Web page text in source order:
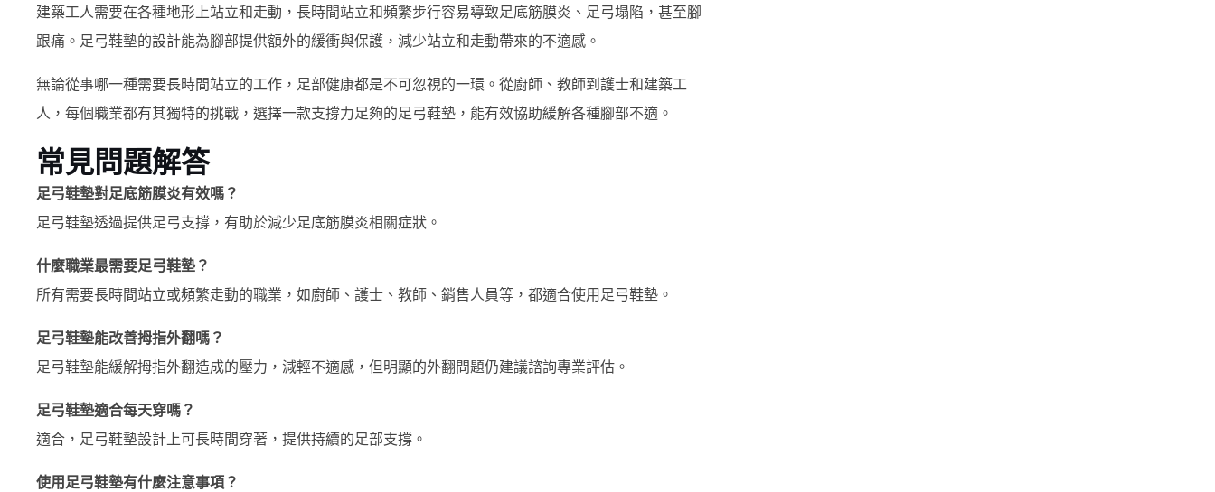
建築工人需要在各種地形上站立和走動，長時間站立和頻繁步行容易導致足底筋膜炎、足弓塌陷，甚至腳
跟痛。足弓鞋墊的設計能為腳部提供額外的緩衝與保護，減少站立和走動帶來的不適感。
無論從事哪一種需要長時間站立的工作，足部健康都是不可忽視的一環。從廚師、教師到護士和建築工
人，每個職業都有其獨特的挑戰，選擇一款支撐力足夠的足弓鞋墊，能有效協助緩解各種腳部不適。
常見問題解答
足弓鞋墊對足底筋膜炎有效嗎？
足弓鞋墊透過提供足弓支撐，有助於減少足底筋膜炎相關症狀。
什麼職業最需要足弓鞋墊？
所有需要長時間站立或頻繁走動的職業，如廚師、護士、教師、銷售人員等，都適合使用足弓鞋墊。
足弓鞋墊能改善拇指外翻嗎？
足弓鞋墊能緩解拇指外翻造成的壓力，減輕不適感，但明顯的外翻問題仍建議諮詢專業評估。
足弓鞋墊適合每天穿嗎？
適合，足弓鞋墊設計上可長時間穿著，提供持續的足部支撐。
使用足弓鞋墊有什麼注意事項？